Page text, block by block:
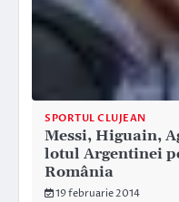
SPORTUL CLUJEAN
Messi, Higuain,
lotul Argentinei
România
19 februarie 2014